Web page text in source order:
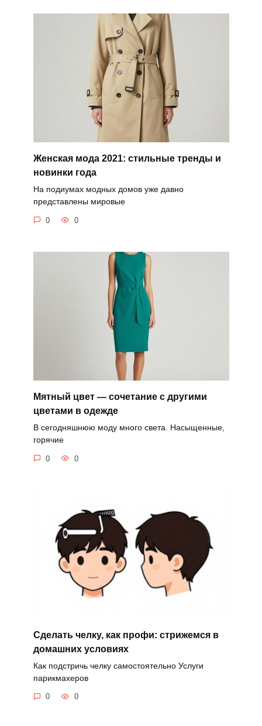
Женская мода 2021: стильные тренды и
новинки года
На подиумах модных домов уже давно
представлены мировые
0 0
Мятный цвет — сочетание с другими
цветами в одежде
В сегодняшнюю моду много света. Насыщенные,
горячие
0 0
Сделать челку, как профи: стрижемся в
домашних условиях
Как подстричь челку самостоятельно Услуги
парикмахеров
0 0